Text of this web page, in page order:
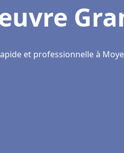
et professionnelle à